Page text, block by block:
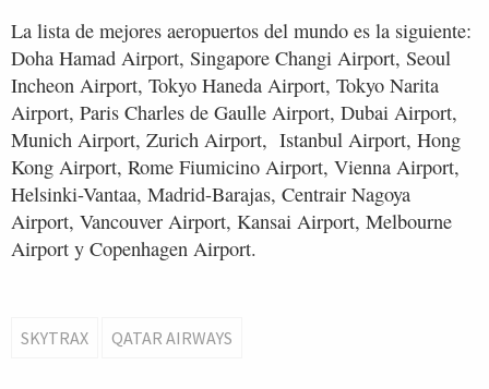
La lista de mejores aeropuertos del mundo es la siguiente:
Doha Hamad Airport, Singapore Changi Airport, Seoul
Incheon Airport, Tokyo Haneda Airport, Tokyo Narita
Airport, Paris Charles de Gaulle Airport, Dubai Airport,
Munich Airport, Zurich Airport, Istanbul Airport, Hong
Kong Airport, Rome Fiumicino Airport, Vienna Airport,
Helsinki-Vantaa, Madrid-Barajas, Centrair Nagoya
Airport, Vancouver Airport, Kansai Airport, Melbourne
Airport y Copenhagen Airport.
SKYTRAX QATAR AIRWAYS